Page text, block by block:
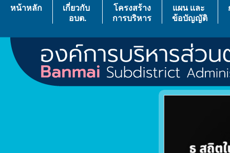
หน้าหลัก
เกี่ยวกับ
อบต.
โครงสร้าง
การบริหาร
แผน เเละ
ข้อบัญญัติ